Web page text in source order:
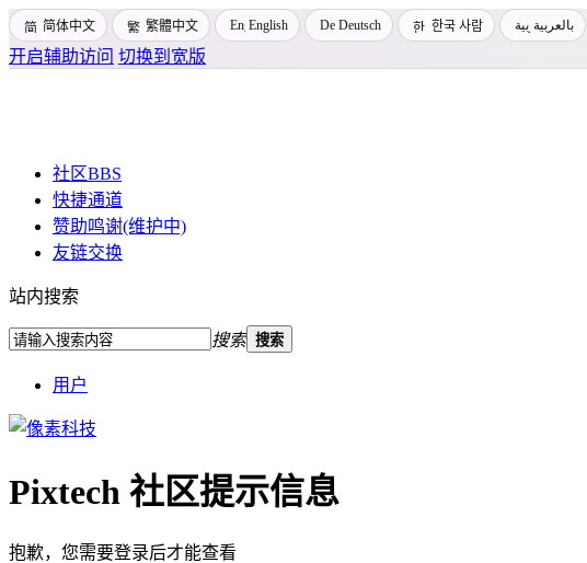
简体中文 繁體中文 English Deutsch 한국 사람 بالعربية
开启辅助访问 切换到宽版
社区BBS
快捷通道
赞助鸣谢(维护中)
友链交换
站内搜索
搜索 搜索
用户
Pixtech 社区提示信息
抱歉，您需要登录后才能查看